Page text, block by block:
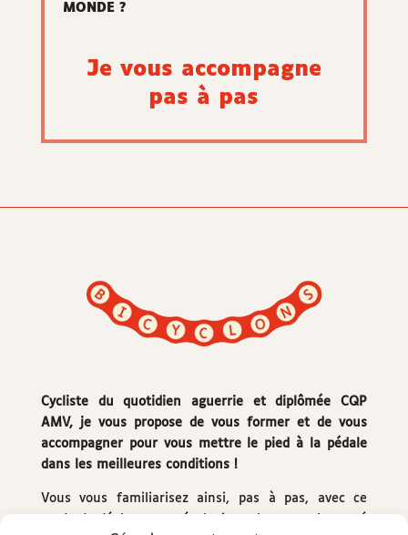
MONDE ?
Je vous accompagne
pas à pas
Cycliste du quotidien aguerrie et diplômée CQP
AMV, je vous propose de vous former et de vous
accompagner pour vous mettre le pied à la pédale
dans les meilleures conditions !
Vous vous familiarisez ainsi, pas à pas, avec ce